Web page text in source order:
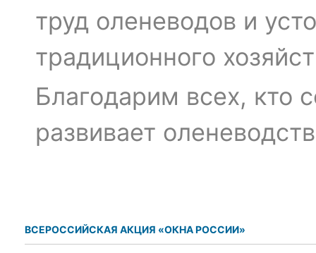
труд оленеводов и
традиционного
Благодарим всех, кто
развивает
ВСЕРОССИЙСКАЯ АКЦИЯ «ОКНА РОССИИ»